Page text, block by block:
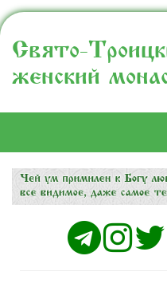
Свято-
женский